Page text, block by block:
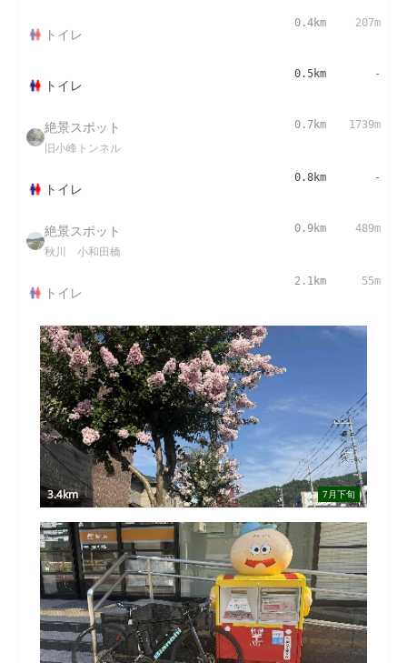
トイレ
0.4km 207m
トイレ
0.5km -
絶景スポット
旧小峰トンネル
0.7km 1739m
トイレ
0.8km -
絶景スポット
秋川 小和田橋
0.9km 489m
トイレ
2.1km 55m
7月下旬
3.4km